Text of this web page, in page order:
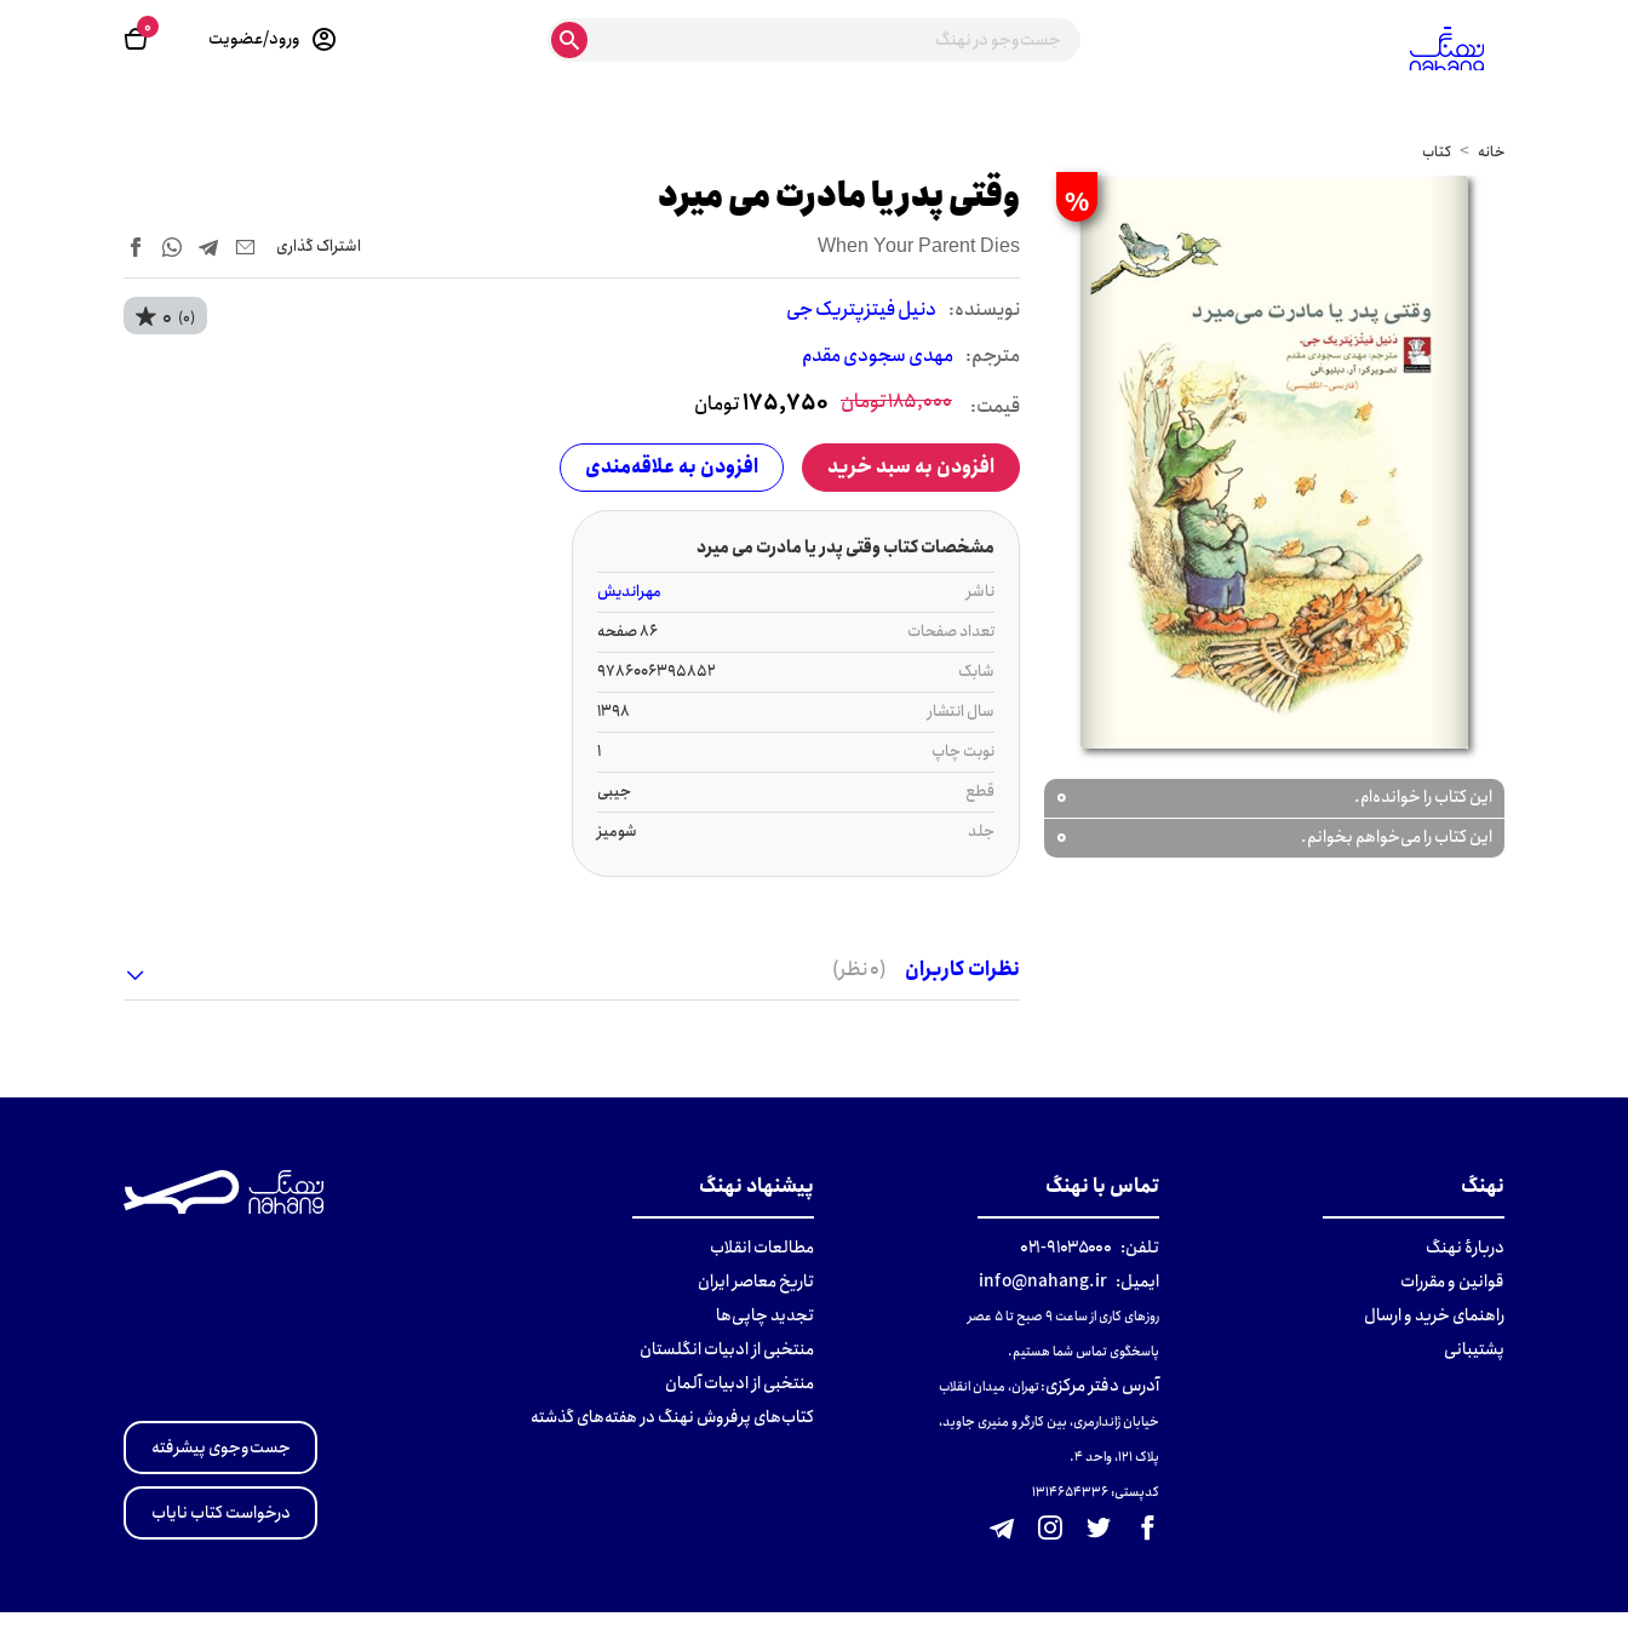
0 ورود/عضویت
خانه کتاب
%
این کتاب را خوانده‌ام. 0
این کتاب را می‌خواهم بخوانم. 0
وقتی پدر یا مادرت می میرد
When Your Parent Dies اشتراک‌ گذاری
نويسنده: دنیل فیتزپتریک جی
مترجم: مهدی سجودی مقدم
0 (0)
قیمت: 185,000تومان 175,750تومان
افزودن به سبد خرید افزودن به علاقه‌مندی
مشخصات کتاب وقتی پدر یا مادرت می میرد
ناشر
مهراندیش
تعداد صفحات
86 صفحه
شابک
9786006395852
سال انتشار
1398
نوبت چاپ
1
قطع
جیبی
جلد
شومیز
نظرات کاربران (0 نظر)
نهنگ
دربارهٔ نهنگ
قوانین و مقررات
راهنمای خرید و ارسال
پشتیبانی
تماس با نهنگ
تلفن: ۹۱۰۳۵۰۰۰-۰۲۱
ایمیل: info@nahang.ir
روزهای کاری از ساعت ۹ صبح تا ۵ عصر
پاسخگوی تماس شما هستیم.
آدرس دفتر مرکزی:تهران، میدان انقلاب
خیابان ژاندارمری، بین کارگر و منیری جاوید،
پلاک 121، واحد ۴.
کدپستی: 131465433۶
پیشنهاد نهنگ
مطالعات انقلاب
تاریخ معاصر ایران
تجدید چاپی‌ها
منتخبی از ادبیات انگلستان
منتخبی از ادبیات آلمان
کتاب‌های پرفروش نهنگ در هفته‌های گذشته
جست‌وجوی پیشرفته
درخواست کتاب نایاب